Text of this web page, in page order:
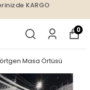
KARGO
0
Masa Örtüsü